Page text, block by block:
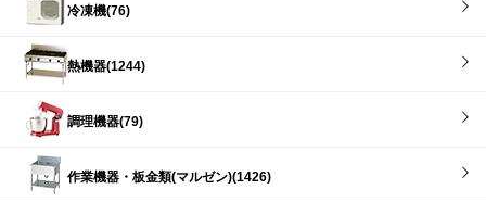
冷凍機(76)
熱機器(1244)
調理機器(79)
作業機器・板金類(マルゼン)(1426)